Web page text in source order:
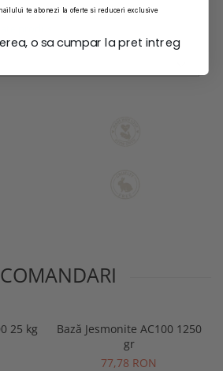
25 kg
Bază Jesmonite AC100 1250
gr
77,78 RON
te abonezi la oferte si reduceri exclusive
o sa cumpar la pret intreg